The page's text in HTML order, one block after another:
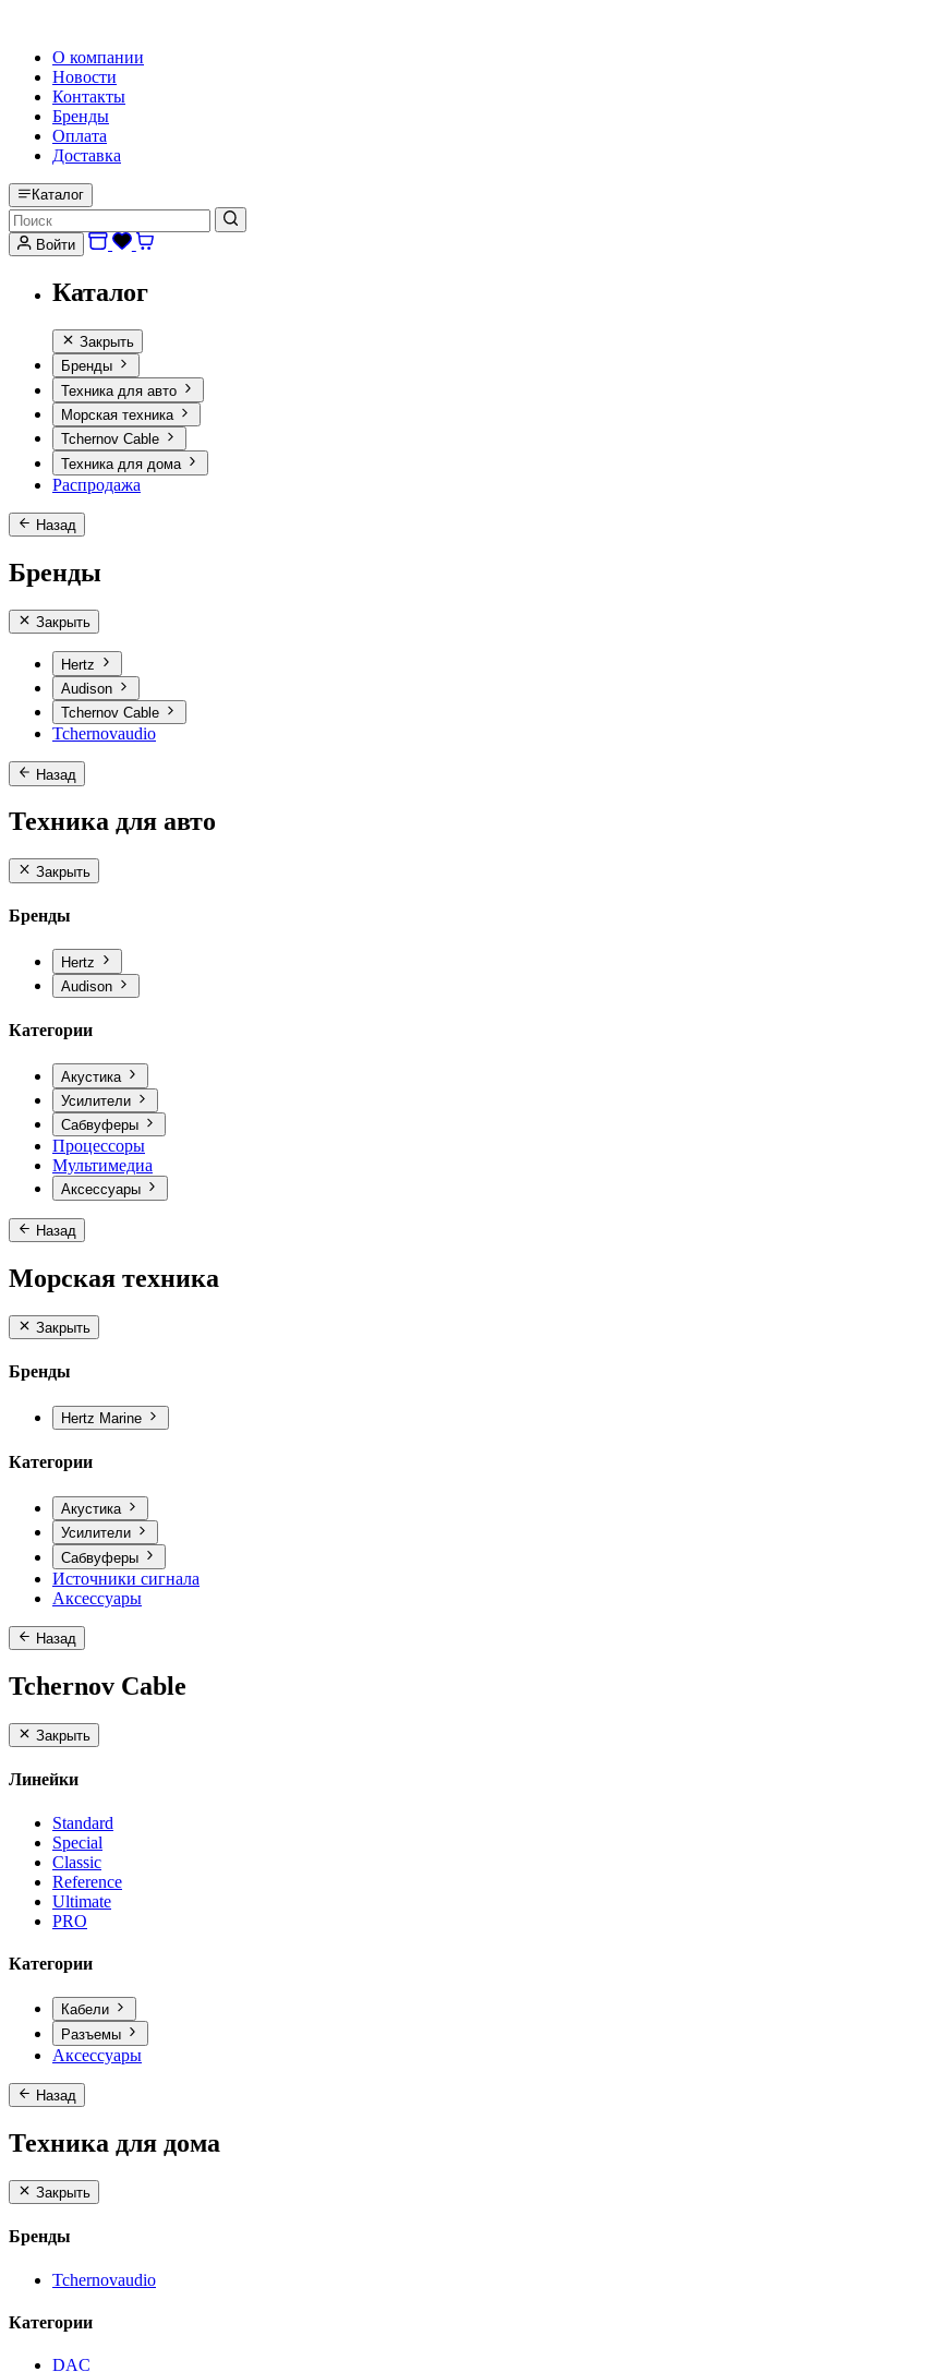
О компании
Новости
Контакты
Бренды
Оплата
Доставка
Каталог
Войти
Каталог
Закрыть
Бренды
Техника для авто
Морская техника
Tchernov Cable
Техника для дома
Распродажа
Назад
Бренды
Закрыть
Hertz
Audison
Tchernov Cable
Tchernovaudio
Назад
Техника для авто
Закрыть
Бренды
Hertz
Audison
Категории
Акустика
Усилители
Сабвуферы
Процессоры
Мультимедиа
Аксессуары
Назад
Морская техника
Закрыть
Бренды
Hertz Marine
Категории
Акустика
Усилители
Сабвуферы
Источники сигнала
Аксессуары
Назад
Tchernov Cable
Закрыть
Линейки
Standard
Special
Classic
Reference
Ultimate
PRO
Категории
Кабели
Разъемы
Аксессуары
Назад
Техника для дома
Закрыть
Бренды
Tchernovaudio
Категории
DAC